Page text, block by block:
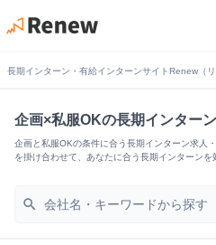
長期インターン・有給インターンサイトRenew（リ
企画×私服OKの長期インター
企画と私服OKの条件に合う長期インターン求人
を掛け合わせて、あなたに合う長期インターンを
search